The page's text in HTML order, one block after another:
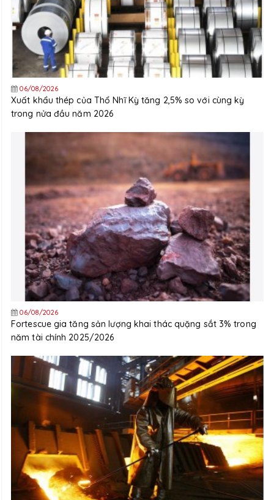
06/08/2026
Xuất khẩu thép của Thổ Nhĩ Kỳ tăng 2,5% so với cùng kỳ
trong nửa đầu năm 2026
06/08/2026
Fortescue gia tăng sản lượng khai thác quặng sắt 3% trong
năm tài chính 2025/2026